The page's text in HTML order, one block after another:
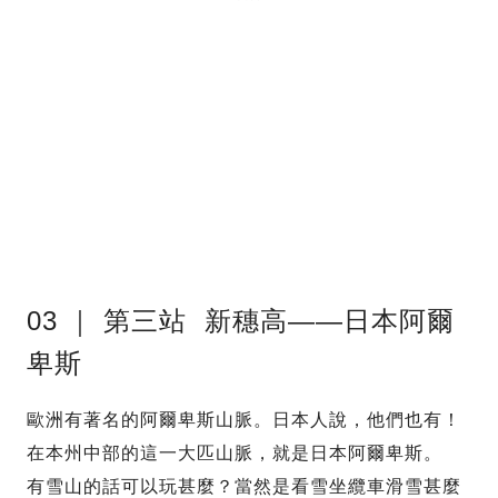
03 ｜ 第三站 新穗高——日本阿爾
卑斯
歐洲有著名的阿爾卑斯山脈。日本人說，他們也有！
在本州中部的這一大匹山脈，就是日本阿爾卑斯。
有雪山的話可以玩甚麼？當然是看雪坐纜車滑雪甚麼